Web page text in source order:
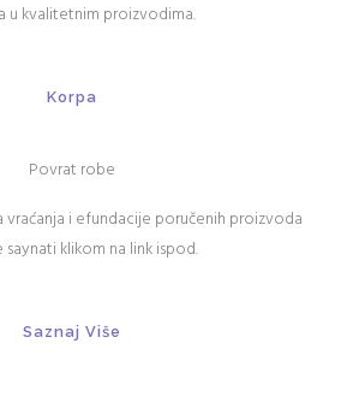
u kvalitetnim proizvodima.
Korpa
Povrat robe
i efundacije poručenih proizvoda
klikom na link ispod.
Saznaj Više